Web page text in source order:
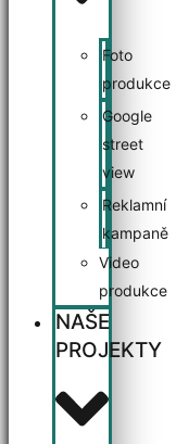
Foto
produkce
Google
street
view
Reklamní
kampaně
Video
produkce
NAŠE
PROJEKTY